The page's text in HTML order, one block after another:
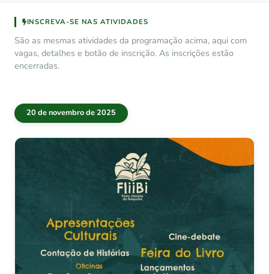
INSCREVA-SE NAS ATIVIDADES
São as mesmas atividades da programação acima, aqui com
vagas, detalhes e botão de inscrição. As inscrições estão
encerradas.
20 de novembro de 2025